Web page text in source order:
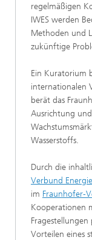
regelmäßigen
IWES werden
Methoden und
zukünftige
Ein Kuratorium
internationalen
berät das
Ausrichtung
Wasserstoffs.
Durch die
Verbund
im Fraunhofer-
Kooperationen
Vorteilen eines